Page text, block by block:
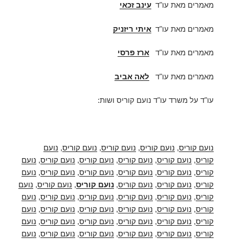
מאמרים מאת עו"ד עינב זכאי
מאמרים מאת עו"ד איתי ריזניק
מאמרים מאת עו"ד ארז פרסי
מאמרים מאת עו"ד לאה אביב
עו"ד על משרד עו"ד נועם קוריס ושות:
נועם קוריס, נועם קוריס, נועם קוריס, נועם קוריס, נועם
קוריס, נועם קוריס, נועם קוריס, נועם קוריס, נועם קוריס, נועם
קוריס, נועם קוריס, נועם קוריס, נועם קוריס, נועם קוריס, נועם
קוריס, נועם קוריס, נועם קוריס, נועם קוריס, נועם קוריס, נועם
קוריס, נועם קוריס, נועם קוריס, נועם קוריס, נועם קוריס, נועם
קוריס, נועם קוריס, נועם קוריס, נועם קוריס, נועם קוריס, נועם
קוריס, נועם קוריס, נועם קוריס, נועם קוריס, נועם קוריס, נועם
קוריס, נועם קוריס, נועם קוריס, נועם קוריס, נועם קוריס, נועם